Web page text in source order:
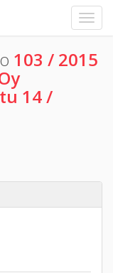
103 / 2015
14 /